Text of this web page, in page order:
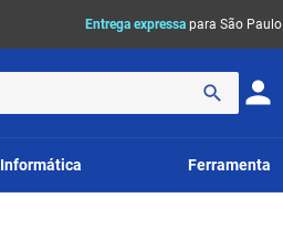
Entrega expressa para São Paulo
Informática Ferramenta